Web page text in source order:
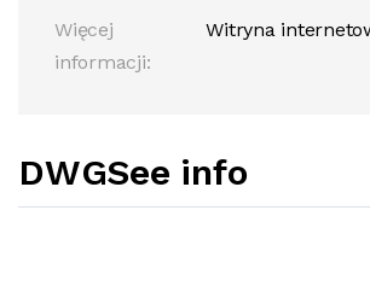
Więcej
informacji:
Witryna
DWGSee info